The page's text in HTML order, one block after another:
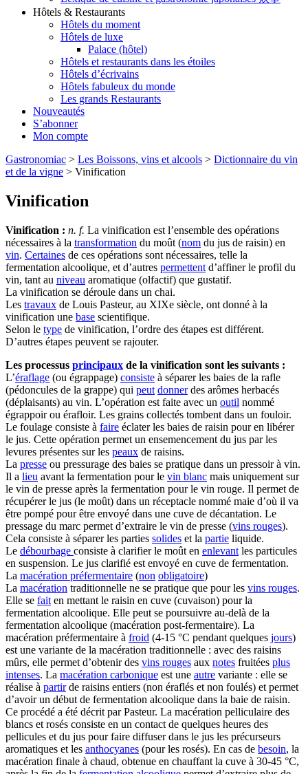
Hôtels & Restaurants
Hôtels du moment
Hôtels de luxe
Palace (hôtel)
Hôtels et restaurants dans les étoiles
Hôtels d’écrivains
Hôtels fabuleux du monde
Les grands Restaurants
Nouveautés
S’abonner
Mon compte
Gastronomiac > Les Boissons, vins et alcools > Dictionnaire du vin
et de la vigne > Vinification
Vinification
Vinification : n. f. La vinification est l’ensemble des opérations
nécessaires à la transformation du moût (nom du jus de raisin) en
vin. Certaines de ces opérations sont nécessaires, telle la
fermentation alcoolique, et d’autres permettent d’affiner le profil du
vin, tant au niveau aromatique (olfactif) que gustatif.
La vinification se déroule dans un chai.
Les travaux de Louis Pasteur, au XIXe siècle, ont donné à la
vinification une base scientifique.
Selon le type de vinification, l’ordre des étapes est différent.
D’autres étapes peuvent se rajouter.
Les processus principaux de la vinification sont les suivants :
L’éraflage (ou égrappage) consiste à séparer les baies de la rafle
(pédoncules de la grappe) qui peut donnerdes arômes herbacés
(déplaisants) au vin. L’opération est faite avec un outil nommé
égrappoir ou érafloir. Les grains collectés tombent dans un fouloir.
Le foulage consiste à faire éclater les baies de raisin pour en libérer
le jus. Cette opération permet un ensemencement du jus par les
levures présentes sur les peaux de raisins.
La presse ou pressurage des baies se pratique dans un pressoir à vin.
Il a lieu avant la fermentation pour le vin blanc mais uniquement sur
le vin de presse après la fermentation pour le vin rouge. Il permet de
récupérer le jus (le moût) dans un réceptacle nommé maie d’où il va
être pompé pour être envoyé dans une cuve de décantation. Le
pressage du marc permet d’extraire le vin de presse (vins rouges).
Cela consiste à séparer les parties solides et la partie liquide.
Le débourbage consiste à clarifier le moût en enlevant les particules
en suspension. Le jus clarifié est envoyé en cuve de fermentation.
La macération préfermentaire (non obligatoire)
La macération traditionnelle ne se pratique que pour les vins rouges.
Elle se fait en mettant le raisin en cuve (cuvaison) pour la
fermentation alcoolique. Elle peut se poursuivre au-delà de la
fermentation alcoolique (macération post-fermentaire). La
macération préfermentaire à froid (4-15 °C pendant quelques jours)
est une variante de la macération traditionnelle : avec des raisins
mûrs, elle permet d’obtenir des vins rouges aux notes fruitées plus
intenses. La macération carbonique est une autre variante : elle se
réalise à partirde raisins entiers (non éraflés et non foulés) et permet
d’avoir un début de fermentation alcoolique dans la baie de raisin.
Ce procédé a été décrit par Pasteur. La macération pelliculaire des
blancs et rosés consiste en un contact de quelques heures des
pellicules et du jus pour faire diffuser dans le jus les précurseurs
aromatiques et les anthocyanes (pour les rosés). En cas de besoin, la
macération finale à chaud, obtenue en chauffant la cuve à 30-45 °C,